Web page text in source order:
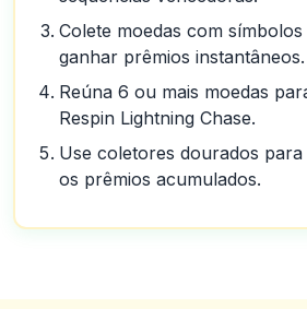
Colete moedas com
ganhar prêmios instantâneos.
Reúna 6 ou mais moedas
Respin Lightning Chase.
Use coletores dourados
os prêmios acumulados.